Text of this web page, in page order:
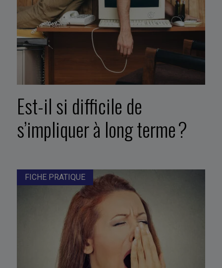
Est-il si difficile de
s’impliquer à long terme ?
FICHE PRATIQUE